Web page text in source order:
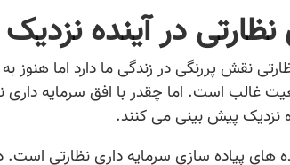
در آینده نزدیک
نقش پررنگی در زندگی ما دارد اما
غالب است. اما چقدر با افق سرمایه داری
نزدیک پیش بینی می کنند.
های پیاده سازی سرمایه داری نظارتی